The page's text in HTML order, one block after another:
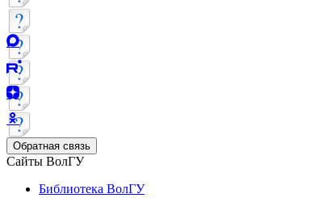
Обратная связь
Сайты ВолГУ
Библиотека ВолГУ